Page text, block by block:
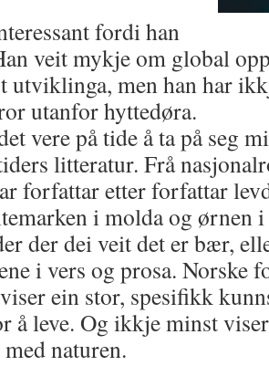
fordi han
veit mykje om global
utviklinga, men han har
utanfor hyttedøra.
vere på tide å ta på seg
litteratur. Frå
forfattar etter forfattar
i molda og ørnen
der dei veit det er bær,
i vers og prosa. Norske
ein stor, spesifikk
å leve. Og ikkje minst
naturen.